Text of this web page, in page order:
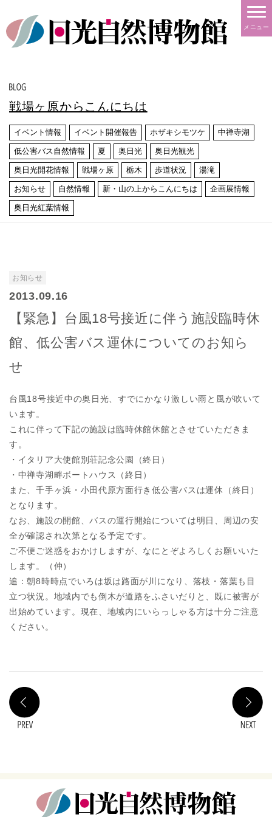
メニュー
戦場ヶ原からこんにちは
イベント情報 イベント開催報告 ホザキシモツケ 中禅寺湖
低公害バス自然情報 夏 奥日光 奥日光観光
奥日光開花情報 戦場ヶ原 栃木 歩道状況 湯滝
お知らせ 自然情報 新・山の上からこんにちは 企画展情報
奥日光紅葉情報
お知らせ
2013.09.16
【緊急】台風18号接近に伴う施設臨時休
館、低公害バス運休についてのお知ら
せ
台風18号接近中の奥日光、すでにかなり激しい雨と風が吹いて
います。
これに伴って下記の施設は臨時休館休館とさせていただきま
す。
・イタリア大使館別荘記念公園（終日）
・中禅寺湖畔ボートハウス（終日）
また、千手ヶ浜・小田代原方面行き低公害バスは運休（終日）
となります。
なお、施設の開館、バスの運行開始については明日、周辺の安
全が確認され次第となる予定です。
ご不便ご迷惑をおかけしますが、なにとぞよろしくお願いいた
します。（仲）
追：朝8時時点でいろは坂は路面が川になり、落枝・落葉も目
立つ状況。地域内でも倒木が道路をふさいだりと、既に被害が
出始めています。現在、地域内にいらっしゃる方は十分ご注意
ください。